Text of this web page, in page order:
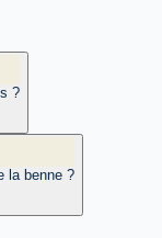
?
la benne ?